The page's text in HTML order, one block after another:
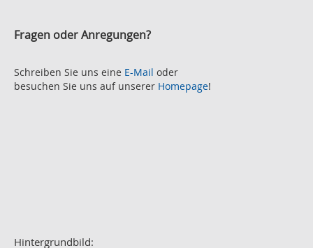
Oktober 2
August 2
Juli 2
November 2
Fragen oder Anregungen?
Schreiben Sie uns eine E-Mail oder
besuchen Sie uns auf unserer Homepage!
Hintergrundbild: